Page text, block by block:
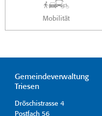
Mobilität
Gemeindeverwaltung
Triesen
Dröschistrasse 4
Postfach 56